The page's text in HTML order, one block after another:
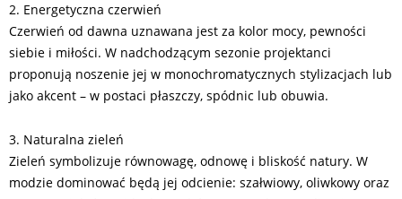
2. Energetyczna czerwień
Czerwień od dawna uznawana jest za kolor mocy, pewności
siebie i miłości. W nadchodzącym sezonie projektanci
proponują noszenie jej w monochromatycznych stylizacjach lub
jako akcent – w postaci płaszczy, spódnic lub obuwia.
3. Naturalna zieleń
Zieleń symbolizuje równowagę, odnowę i bliskość natury. W
modzie dominować będą jej odcienie: szałwiowy, oliwkowy oraz